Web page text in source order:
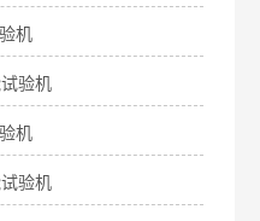
机
验机
机
验机